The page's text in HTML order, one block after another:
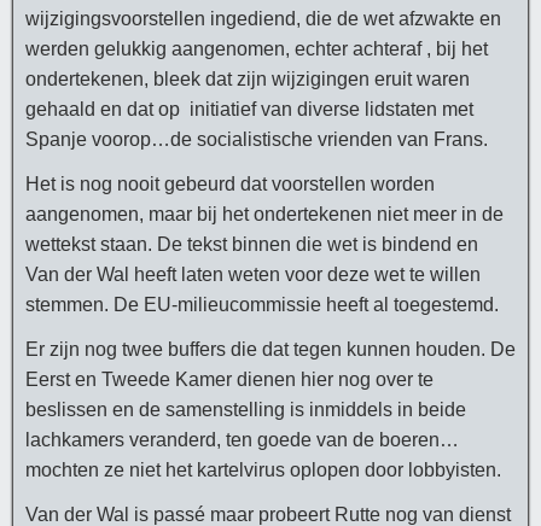
wijzigingsvoorstellen ingediend, die de wet afzwakte en
werden gelukkig aangenomen, echter achteraf , bij het
ondertekenen, bleek dat zijn wijzigingen eruit waren
gehaald en dat op initiatief van diverse lidstaten met
Spanje voorop…de socialistische vrienden van Frans.
Het is nog nooit gebeurd dat voorstellen worden
aangenomen, maar bij het ondertekenen niet meer in de
wettekst staan. De tekst binnen die wet is bindend en
Van der Wal heeft laten weten voor deze wet te willen
stemmen. De EU-milieucommissie heeft al toegestemd.
Er zijn nog twee buffers die dat tegen kunnen houden. De
Eerst en Tweede Kamer dienen hier nog over te
beslissen en de samenstelling is inmiddels in beide
lachkamers veranderd, ten goede van de boeren…
mochten ze niet het kartelvirus oplopen door lobbyisten.
Van der Wal is passé maar probeert Rutte nog van dienst